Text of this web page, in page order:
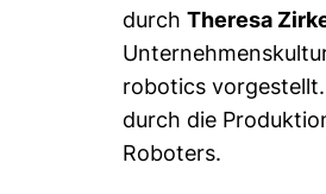
durchTheresa
robotics
durch die
Roboters.